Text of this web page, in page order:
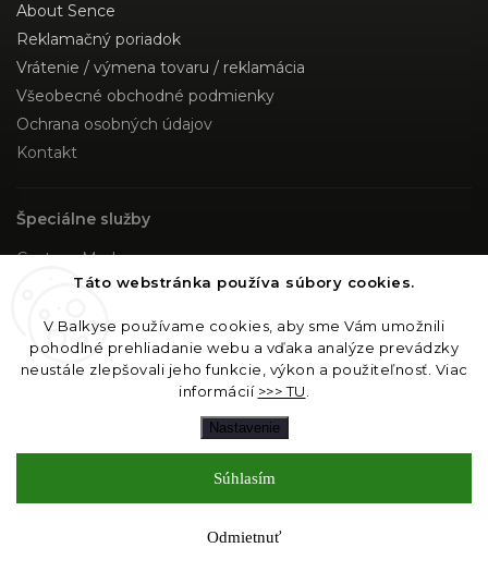
Táto webstránka používa súbory cookies.
V Balkyse používame cookies, aby sme Vám umožnili
pohodlné prehliadanie webu a vďaka analýze prevádzky
neustále zlepšovali jeho funkcie, výkon a použiteľnosť. Viac
informácií >>> TU
Nastavenie
Odmietnuť
Súhlasím
About Sence
Reklamačný poriadok
Vrátenie / výmena tovaru / reklamácia
Všeobecné obchodné podmienky
Ochrana osobných údajov
Kontakt
Špeciálne služby
Custom Made
Sledujte nás
Instagram
Sence sro. Všetky práva vyhradené.
Upraviť nastavenie cookies
Shoptet| Design